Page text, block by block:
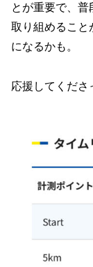
とが重要で、
取り組めること
になるかも。
応援してくださ